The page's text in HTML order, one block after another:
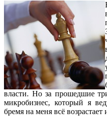
власти. Но за прошедшие
микробизнес, который я
бремя на меня всё возрастает